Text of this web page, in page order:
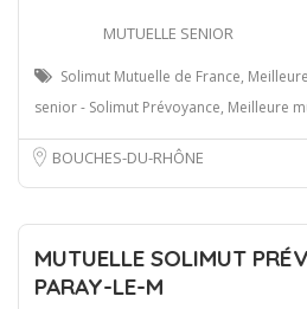
MUTUELLE SENIOR
Solimut Mutuelle de France,
senior - Solimut Prévoyance, Meilleure
BOUCHES-DU-RHÔNE
MUTUELLE SOLIMUT
PARAY-LE-M